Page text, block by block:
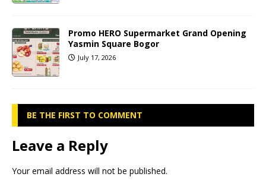
Promo HERO Supermarket Grand Opening
Yasmin Square Bogor
July 17, 2026
BE THE FIRST TO COMMENT
Leave a Reply
Your email address will not be published.